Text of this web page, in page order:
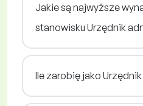
Jakie są najwyższe
stanowisku Urzędnik
Ile zarobię jako